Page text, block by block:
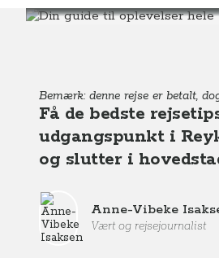
Bemærk: denne rejse er betalt,
Få de bedste
udgangspunkt i
og slutter i
Anne-Vibeke
Vært og rejsejournalist